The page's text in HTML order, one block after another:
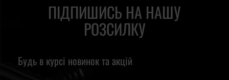
ПІДПИШИСЬ НА НАШУ
РОЗСИЛКУ
Будь в курсі новинок та акцій